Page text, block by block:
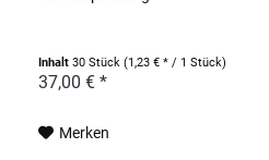
Inhalt30 Stück(1,23 € * / 1 Stück)
37,00 € *
Merken